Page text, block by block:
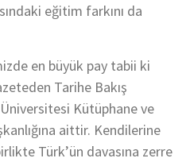
eğitim farkını da
en büyük pay tabii ki
Tarihe Bakış
Kütüphane ve
aittir. Kendilerine
Türk’ün davasına zerre